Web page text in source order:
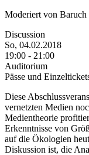
Moderiert von
Discussion
So, 04.02.2018
19:00 - 21:00
Auditorium
Pässe und
Diese
vernetzten Medien
Medientheorie
Erkenntnisse von
auf die Ökologien
Diskussion ist, die